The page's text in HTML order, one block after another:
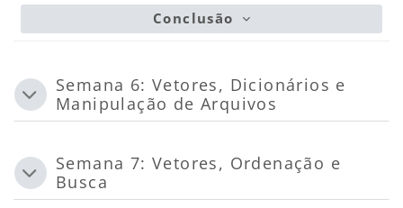
Conclusão
Contrair
Semana 6: Vetores, Dicionários e
Manipulação de Arquivos
Contrair
Semana 7: Vetores, Ordenação e
Busca